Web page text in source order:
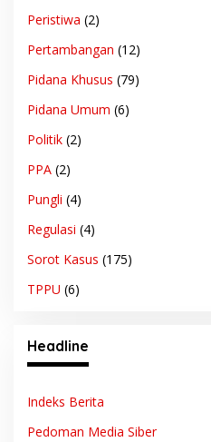
Peristiwa (2)
Pertambangan (12)
Pidana Khusus (79)
Pidana Umum (6)
Politik (2)
PPA (2)
Pungli (4)
Regulasi (4)
Sorot Kasus (175)
TPPU (6)
Headline
Indeks Berita
Pedoman Media Siber